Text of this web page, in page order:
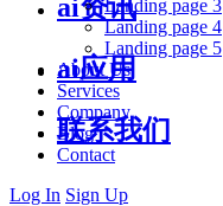
ai资讯
ai应用
联系我们
Landing page 3
Landing page 4
Landing page 5
About Us
Services
Company
Blog
Contact
Log In Sign Up